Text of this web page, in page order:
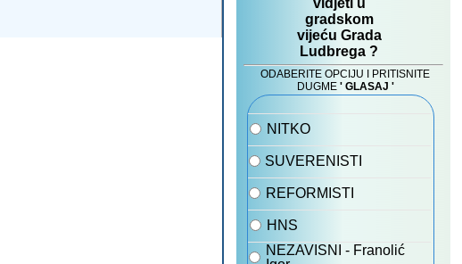
Automatska dostava dokumenata
knjigovodstvenim servisima
Sve što treba Vaše poduzeće je na jednom
04.06.2021
Vlasnici restorana ili caffe barova ! Ubrzajte
poslovanje vašeg restorana i tako zaradite više
Ideje za restorane i kafiće
OPZ-STAT-1 za 2020 koji se predaje u 2021
09.02.2021
Vrste osobnih primanja kod isplate plaće
04.01.2021
Parametri za obračune plaća za 2021